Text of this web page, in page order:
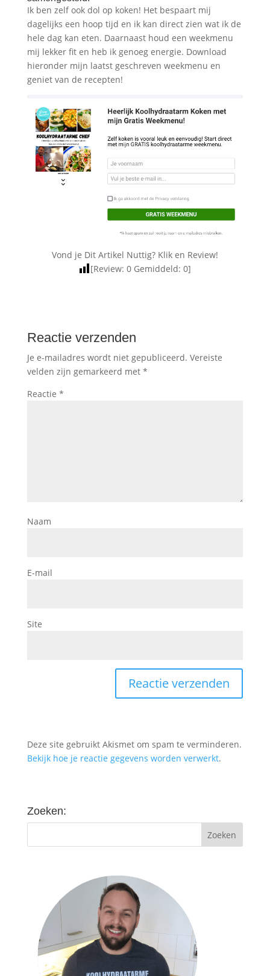
Ik ben zelf ook dol op koken! Het bespaart mij
dagelijks een hoop tijd en ik kan direct zien wat ik de
hele dag kan eten. Daarnaast houd een weekmenu
mij lekker fit en heb ik genoeg energie. Download
hieronder mijn laatst geschreven weekmenu en
geniet van de recepten!
Vond je Dit Artikel Nuttig? Klik en Review!
[Review:0 Gemiddeld:0]
Reactie verzenden
Je e-mailadres wordt niet gepubliceerd. Vereiste
velden zijn gemarkeerd met *
Reactie *
Naam
E-mail
Site
Deze site gebruikt Akismet om spam te verminderen.
Bekijk hoe je reactie gegevens worden verwerkt.
Zoeken: